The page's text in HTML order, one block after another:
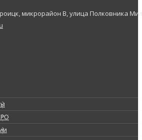
микрорайон В, улица Полковника